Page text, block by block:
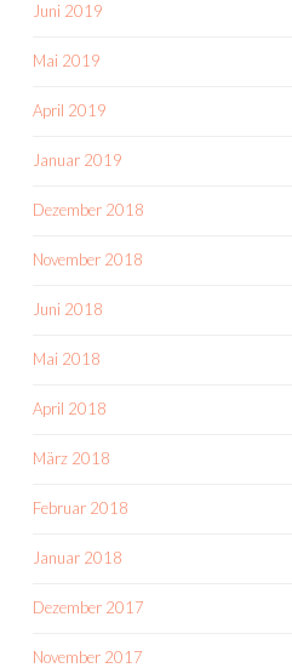
Juni 2019
Mai 2019
April 2019
Januar 2019
Dezember 2018
November 2018
Juni 2018
Mai 2018
April 2018
März 2018
Februar 2018
Januar 2018
Dezember 2017
November 2017